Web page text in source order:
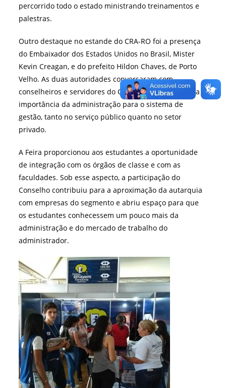
percorrido todo o estado ministrando treinamentos e
palestras.
Outro destaque no estande do CRA-RO foi a presença
do Embaixador dos Estados Unidos no Brasil, Mister
Kevin Creagan, e do prefeito Hildon Chaves, de Porto
Velho. As duas autoridades conversaram com
conselheiros e servidores do CRA-RO, mencionando a
importância da administração para o sistema de
gestão, tanto no serviço público quanto no setor
privado.
A Feira proporcionou aos estudantes a oportunidade
de integração com os órgãos de classe e com as
faculdades. Sob esse aspecto, a participação do
Conselho contribuiu para a aproximação da autarquia
com empresas do segmento e abriu espaço para que
os estudantes conhecessem um pouco mais da
administração e do mercado de trabalho do
administrador.